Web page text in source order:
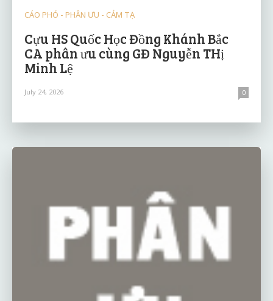
CÁO PHÓ - PHÂN ƯU - CẢM TẠ
Cựu HS Quốc Học Đồng Khánh Bắc
CA phân ưu cùng GĐ Nguyễn THị
Minh Lệ
July 24, 2026 0